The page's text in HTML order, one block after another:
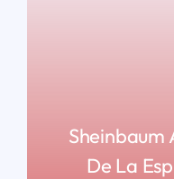
Sheinbaum
De La